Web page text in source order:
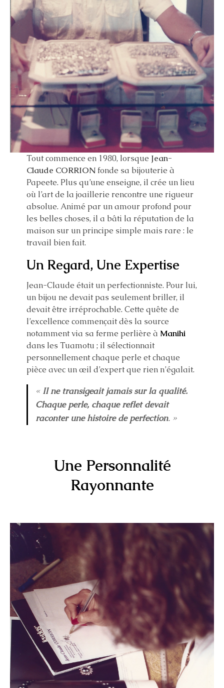
Tout commence en 1980, lorsque Jean-
Claude CORRIONfonde sa bijouterie à
Papeete. Plus qu’une enseigne, il crée un lieu
où l’art de la joaillerie rencontre une rigueur
absolue. Animé par un amour profond pour
les belles choses, il a bâti la réputation de la
maison sur un principe simple mais rare : le
travail bien fait.
Un Regard, Une Expertise
Jean-Claude était un perfectionniste. Pour lui,
un bijou ne devait pas seulement briller, il
devait être irréprochable. Cette quête de
l’excellence commençait dès la source
notamment via sa ferme perlière à Manihi
dans les Tuamotu ; il sélectionnait
personnellement chaque perle et chaque
pièce avec un œil d’expert que rien n’égalait.
« Il ne transigeait jamais sur la qualité.
Chaque perle, chaque reflet devait
raconter une histoire de perfection. »
Une Personnalité
Rayonnante